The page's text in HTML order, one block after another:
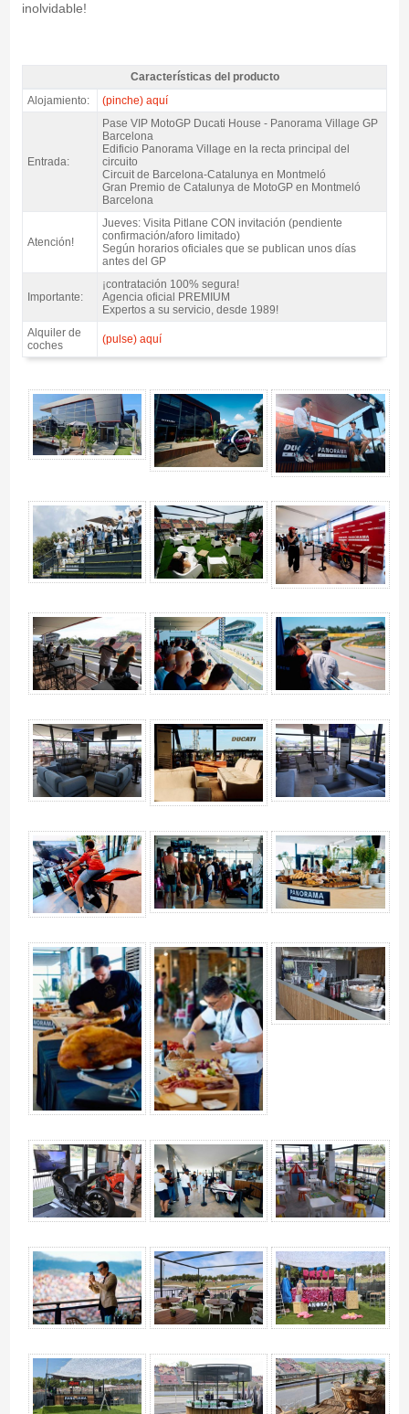
inolvidable!
Pase VIP Ducati House - Panorama Village MotoGP Catalunya 2027 -
Características del producto
Características del producto
Alojamiento:
(pinche) aquí
Entrada:
Pase VIP MotoGP Ducati House - Panorama Village GP
Barcelona
Edificio Panorama Village en la recta principal del
circuito
Circuit de Barcelona-Catalunya en Montmeló
Gran Premio de Catalunya de MotoGP en Montmeló
Barcelona
Atención!
Jueves: Visita Pitlane CON invitación (pendiente
confirmación/aforo limitado)
Según horarios oficiales que se publican unos días
antes del GP
Importante:
¡contratación 100% segura!
Agencia oficial PREMIUM
Expertos a su servicio, desde 1989!
Alquiler de
coches
(pulse) aquí
Gallery 4